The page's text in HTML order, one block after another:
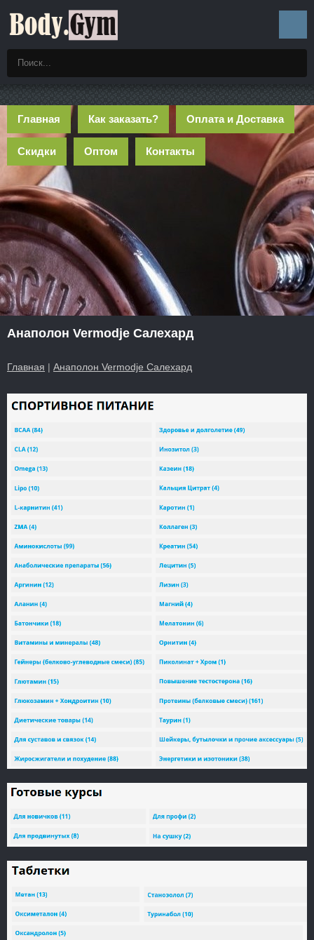
Главная Как заказать? Оплата и Доставка
Скидки Оптом Контакты
Анаполон Vermodje Салехард
Главная | Анаполон Vermodje Салехард